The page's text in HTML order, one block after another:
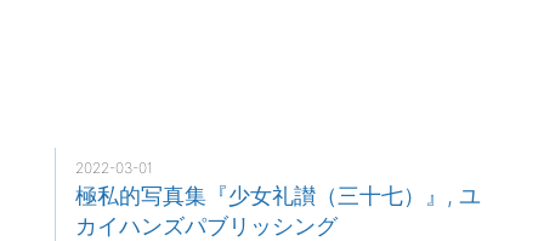
2022-03-01
極私的写真集『少女礼讃（三十七）』, ユ
カイハンズパブリッシング